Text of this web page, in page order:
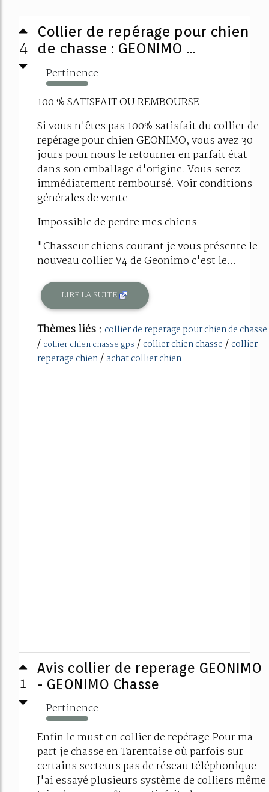
4
Collier de repérage pour chien
de chasse : GEONIMO ...
Pertinence
212%
100 % SATISFAIT OU REMBOURSE
Si vous n'êtes pas 100% satisfait du collier de
repérage pour chien GEONIMO, vous avez 30
jours pour nous le retourner en parfait état
dans son emballage d'origine. Vous serez
immédiatement remboursé. Voir conditions
générales de vente
Impossible de perdre mes chiens
"Chasseur chiens courant je vous présente le
nouveau collier V4 de Geonimo c'est le...
LIRE LA SUITE
Thèmes liés : collier de reperage pour chien de chasse
/ collier chien chasse gps / collier chien chasse / collier
reperage chien/ achat collier chien
1
Avis collier de reperage GEONIMO
- GEONIMO Chasse
Pertinence
144%
Enfin le must en collier de repérage.Pour ma
part je chasse en Tarentaise où parfois sur
certains secteurs pas de réseau téléphonique.
J'ai essayé plusieurs système de colliers même